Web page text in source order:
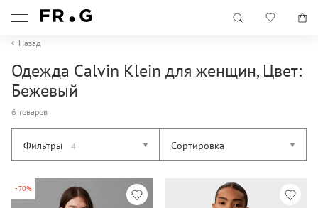
Назад
Одежда Calvin Klein для женщин, Цвет:
Бежевый
6 товаров
Фильтры 4 Сортировка
-70%